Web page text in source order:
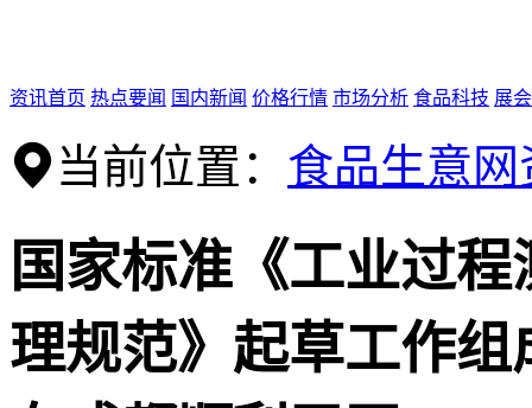
资讯首页 热点要闻 国内新闻 价格行情 市场分析 食品科技 展
当前位置： 食品生意网
国家标准《工业过
理规范》起草工作